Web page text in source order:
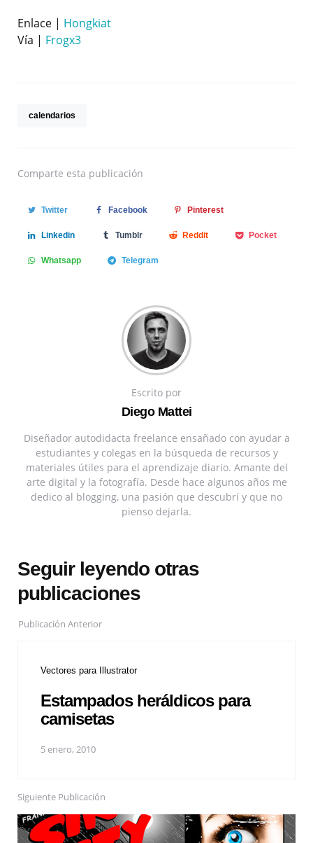
Enlace | Hongkiat
Vía | Frogx3
calendarios
Comparte esta publicación
Twitter Facebook Pinterest
Linkedin Tumblr Reddit Pocket
Whatsapp Telegram
Escrito por
Diego Mattei
Diseñador autodidacta freelance ensañado con ayudar a
estudiantes y colegas en la búsqueda de recursos y
materiales útiles para el aprendizaje diario. Amante del
arte digital y la fotografía. Desde hace algunos años me
dedico al blogging, una pasión que descubrí y que no
pienso dejarla.
Seguir leyendo otras
publicaciones
Publicación Anterior
Vectores para Illustrator
Estampados heráldicos para
camisetas
5 enero, 2010
Siguiente Publicación